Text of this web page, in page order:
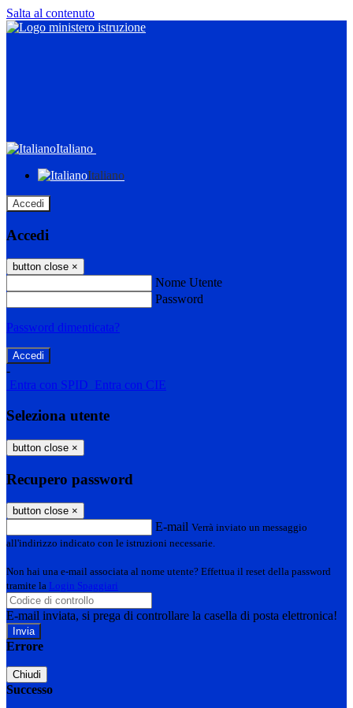
Salta al contenuto
Italiano
Italiano
Accedi
Accedi
button close ×
Nome Utente
Password
Password dimenticata?
-
Entra con SPID Entra con CIE
Seleziona utente
button close ×
Recupero password
button close ×
E-mail Verrà inviato un messaggio
all'indirizzo indicato con le istruzioni necessarie.
Non hai una e-mail associata al nome utente? Effettua il reset della password
tramite la Login Spaggiari
E-mail inviata, si prega di controllare la casella di posta elettronica!
Errore
Chiudi
Successo